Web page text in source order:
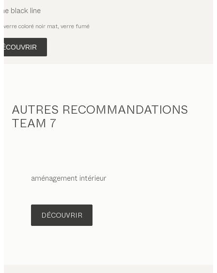
black line
verre coloré noir mat, verre fumé
AUTRES RECOMMANDATIONS
TEAM 7
aménagement intérieur
DÉCOUVRIR